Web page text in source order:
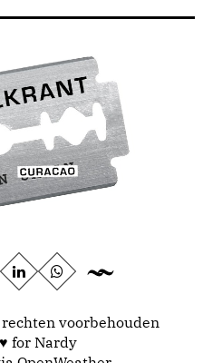
voorbehouden
for Nardy